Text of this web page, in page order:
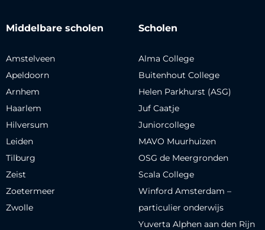
Middelbare scholen
Amstelveen
Apeldoorn
Arnhem
Haarlem
Hilversum
Leiden
Tilburg
Zeist
Zoetermeer
Zwolle
Scholen
Alma College
Buitenhout College
Helen Parkhurst (ASG)
Juf Caatje
Juniorcollege
MAVO Muurhuizen
OSG de Meergronden
Scala College
Winford Amsterdam –
particulier onderwijs
Yuverta Alphen aan den Rijn